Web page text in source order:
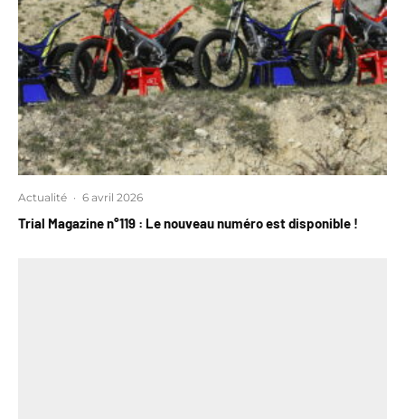
Actualité · 6 avril 2026
Trial Magazine n°119 : Le nouveau numéro est disponible !